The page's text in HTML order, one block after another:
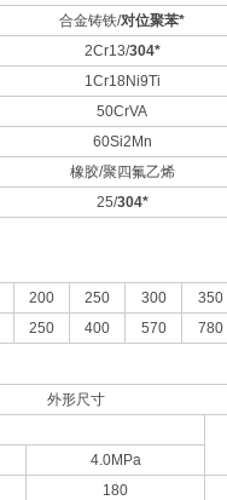
合金铸铁/对位聚苯*
2Cr13/304*
1Cr18Ni9Ti
50CrVA
60Si2Mn
橡胶/聚四氟乙烯
25/304*
200 250 300 350
250 400 570 780
外形尺寸
4.0MPa
180